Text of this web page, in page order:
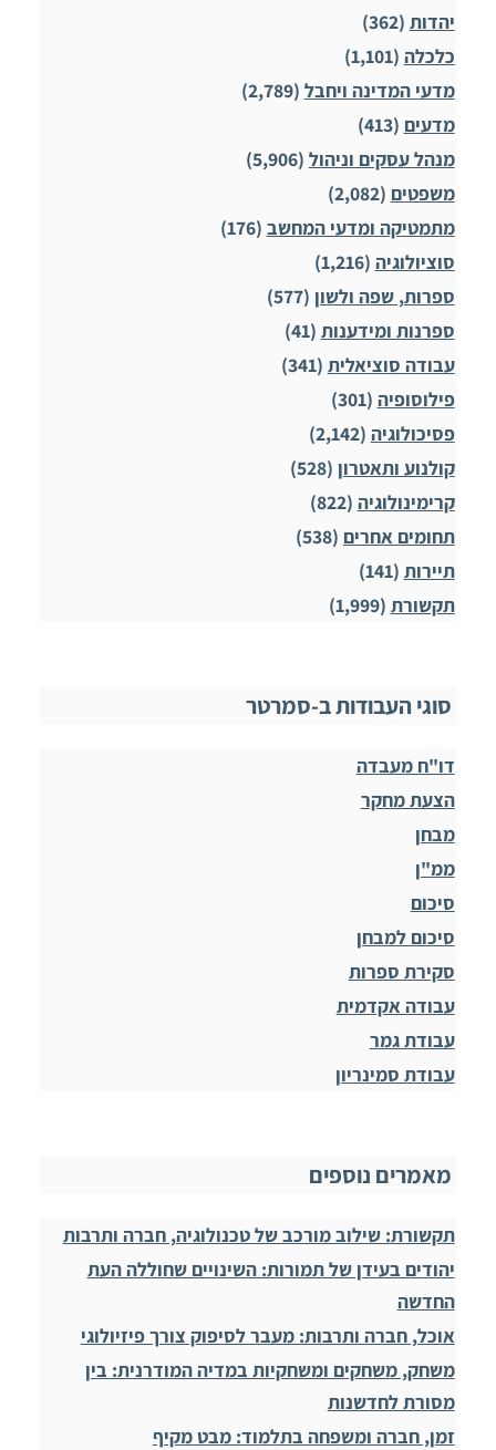
יהדות (362)
כלכלה (1,101)
מדעי המדינה ויחבל (2,789)
מדעים (413)
מנהל עסקים וניהול (5,906)
משפטים (2,082)
מתמטיקה ומדעי המחשב (176)
סוציולוגיה (1,216)
ספרות, שפה ולשון (577)
ספרנות ומידענות (41)
עבודה סוציאלית (341)
פילוסופיה (301)
פסיכולוגיה (2,142)
קולנוע ותאטרון (528)
קרימינולוגיה (822)
תחומים אחרים (538)
תיירות (141)
תקשורת (1,999)
סוגי העבודות ב-סמרטר
דו"ח מעבדה
הצעת מחקר
מבחן
ממ"ן
סיכום
סיכום למבחן
סקירת ספרות
עבודה אקדמית
עבודת גמר
עבודת סמינריון
מאמרים נוספים
תקשורת: שילוב מורכב של טכנולוגיה, חברה ותרבות
יהודים בעידן של תמורות: השינויים שחוללה העת
החדשה
אוכל, חברה ותרבות: מעבר לסיפוק צורך פיזיולוגי
משחק, משחקים ומשחקיות במדיה המודרנית: בין
מסורת לחדשנות
זמן, חברה ומשפחה בתלמוד: מבט מקיף